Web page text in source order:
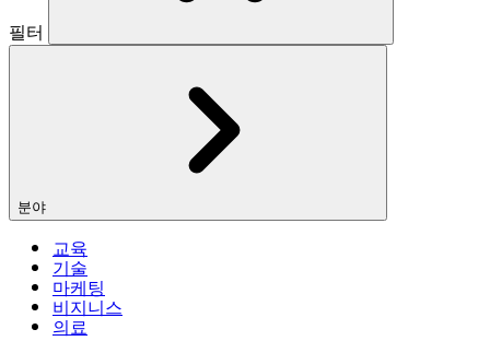
필터
분야
교육
기술
마케팅
비지니스
의료